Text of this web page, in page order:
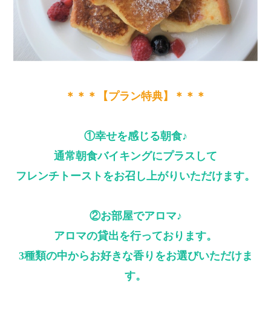
＊＊＊【プラン特典】＊＊＊
①幸せを感じる朝食♪
通常朝食バイキングにプラスして
フレンチトーストをお召し上がりいただけます。
②お部屋でアロマ♪
アロマの貸出を行っております。
3種類の中からお好きな香りをお選びいただけま
す。